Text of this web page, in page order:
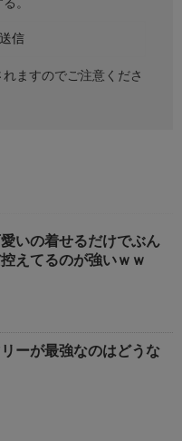
ますのでご注意くださ
愛いの着せるだけでぶん
えてるのが強いｗｗ
リーが最強なのはどうな